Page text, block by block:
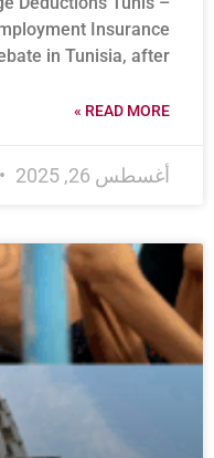
Insurance
in Tunisia, after
READ MORE »
أغسطس 26, 2025